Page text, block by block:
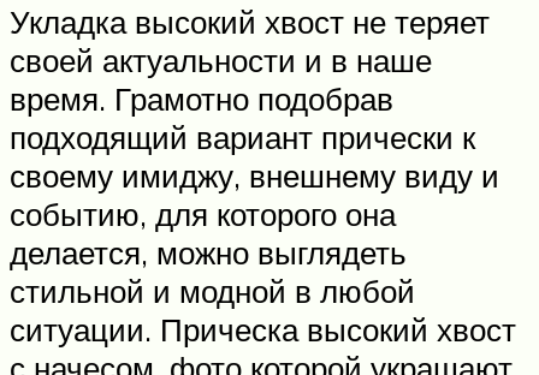
Укладка высокий хвост не теряет
своей актуальности и в наше
время. Грамотно подобрав
подходящий вариант прически к
своему имиджу, внешнему виду и
событию, для которого она
делается, можно выглядеть
стильной и модной в любой
ситуации. Прическа высокий хвост